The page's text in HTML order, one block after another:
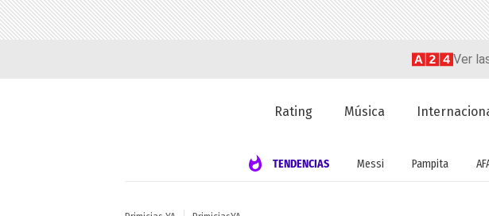
Ver
Rating Música
TENDENCIAS Messi Pampita